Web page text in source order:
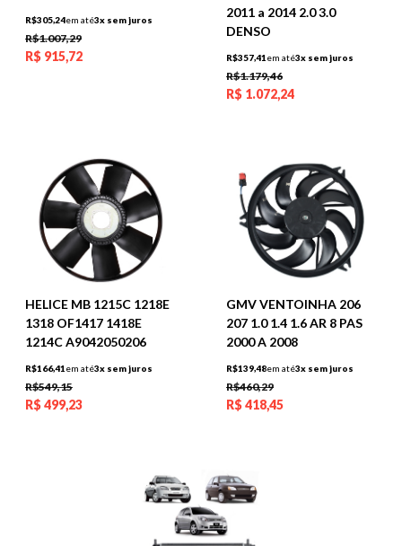
R$305,24em até3x sem juros
R$1.007,29
R$ 915,72
2011 a 2014 2.0 3.0
DENSO
R$357,41 em até3x sem juros
R$1.179,46
R$ 1.072,24
HELICE MB 1215C 1218E
1318 OF1417 1418E
1214C A9042050206
R$166,41 em até3x sem juros
R$549,15
R$499,23
GMV VENTOINHA 206
207 1.0 1.4 1.6 AR 8 PAS
2000 A 2008
R$139,48em até3x sem juros
R$460,29
R$418,45